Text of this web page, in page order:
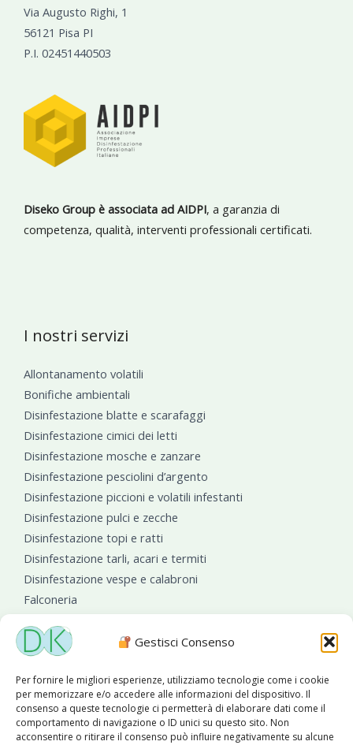
Gestisci Consenso
Per fornire le migliori esperienze, utilizziamo tecnologie come i cookie
per memorizzare e/o accedere alle informazioni del dispositivo. Il
consenso a queste tecnologie ci permetterà di elaborare dati come il
comportamento di navigazione o ID unici su questo sito. Non
acconsentire o ritirare il consenso può influire negativamente su alcune
Via Augusto Righi, 1
56121 Pisa PI
P.I. 02451440503
Diseko Group è associata ad AIDPI, a garanzia di
competenza, qualità, interventi professionali certificati.
I nostri servizi
Allontanamento volatili
Bonifiche ambientali
Disinfestazione blatte e scarafaggi
Disinfestazione cimici dei letti
Disinfestazione mosche e zanzare
Disinfestazione pesciolini d’argento
Disinfestazione piccioni e volatili infestanti
Disinfestazione pulci e zecche
Disinfestazione topi e ratti
Disinfestazione tarli, acari e termiti
Disinfestazione vespe e calabroni
Falconeria
Sanificazioni ambientali